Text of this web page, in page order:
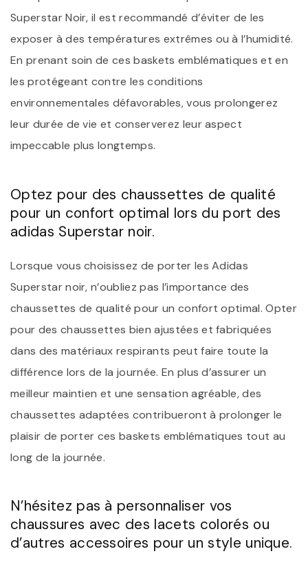
Superstar Noir, il est recommandé d’éviter de les
exposer à des températures extrêmes ou à l’humidité.
En prenant soin de ces baskets emblématiques et en
les protégeant contre les conditions
environnementales défavorables, vous prolongerez
leur durée de vie et conserverez leur aspect
impeccable plus longtemps.
Optez pour des chaussettes de qualité
pour un confort optimal lors du port des
adidas Superstar noir.
Lorsque vous choisissez de porter les Adidas
Superstar noir, n’oubliez pas l’importance des
chaussettes de qualité pour un confort optimal. Opter
pour des chaussettes bien ajustées et fabriquées
dans des matériaux respirants peut faire toute la
différence lors de la journée. En plus d’assurer un
meilleur maintien et une sensation agréable, des
chaussettes adaptées contribueront à prolonger le
plaisir de porter ces baskets emblématiques tout au
long de la journée.
N’hésitez pas à personnaliser vos
chaussures avec des lacets colorés ou
d’autres accessoires pour un style unique.